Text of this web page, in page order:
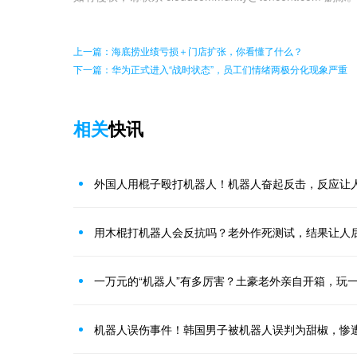
上一篇：海底捞业绩亏损＋门店扩张，你看懂了什么？
下一篇：华为正式进入“战时状态”，员工们情绪两极分化现象严重
相关快讯
外国人用棍子殴打机器人！机器人奋起反击，反应让
用木棍打机器人会反抗吗？老外作死测试，结果让人
一万元的“机器人”有多厉害？土豪老外亲自开箱，玩
机器人误伤事件！韩国男子被机器人误判为甜椒，惨